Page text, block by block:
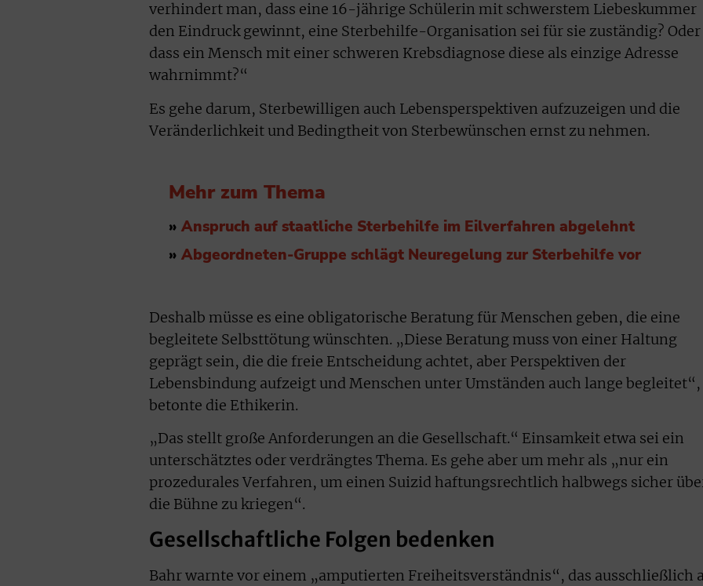
verhindert man, dass eine 16-jährige Schülerin mit schwerstem Liebeskummer
den Eindruck gewinnt, eine Sterbehilfe-Organisation sei für sie zuständig? Oder
dass ein Mensch mit einer schweren Krebsdiagnose diese als einzige Adresse
wahrnimmt?“
Es gehe darum, Sterbewilligen auch Lebensperspektiven aufzuzeigen und die
Veränderlichkeit und Bedingtheit von Sterbewünschen ernst zu nehmen.
Mehr zum Thema
» Anspruch auf staatliche Sterbehilfe im Eilverfahren abgelehnt
» Abgeordneten-Gruppe schlägt Neuregelung zur Sterbehilfe vor
Deshalb müsse es eine obligatorische Beratung für Menschen geben, die eine
begleitete Selbsttötung wünschten. „Diese Beratung muss von einer Haltung
geprägt sein, die die freie Entscheidung achtet, aber Perspektiven der
Lebensbindung aufzeigt und Menschen unter Umständen auch lange begleitet“,
betonte die Ethikerin.
„Das stellt große Anforderungen an die Gesellschaft.“ Einsamkeit etwa sei ein
unterschätztes oder verdrängtes Thema. Es gehe aber um mehr als „nur ein
prozedurales Verfahren, um einen Suizid haftungsrechtlich halbwegs sicher
die Bühne zu kriegen“.
Gesellschaftliche Folgen bedenken
Bahr warnte vor einem „amputierten Freiheitsverständnis“, das ausschließlich